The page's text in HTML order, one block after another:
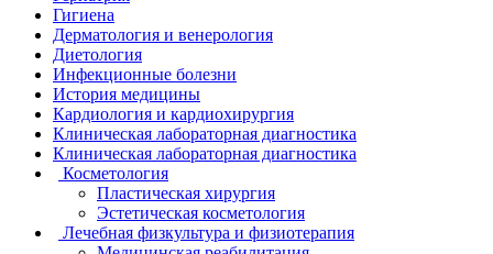
Гигиена
Дерматология и венерология
Диетология
Инфекционные болезни
История медицины
Кардиология и кардиохирургия
Клиническая лабораторная диагностика
Клиническая лабораторная диагностика
Косметология
Пластическая хирургия
Эстетическая косметология
Лечебная физкультура и физиотерапия